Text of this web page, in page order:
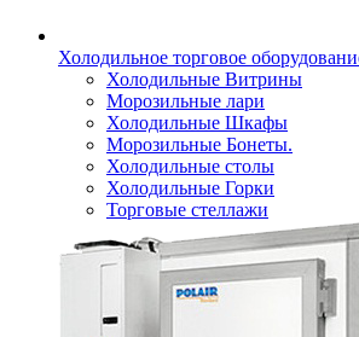
Холодильное торговое
Холодильные Витрины
Морозильные лари
Холодильные Шкафы
Морозильные Бонеты.
Холодильные столы
Холодильные Горки
Торговые стеллажи